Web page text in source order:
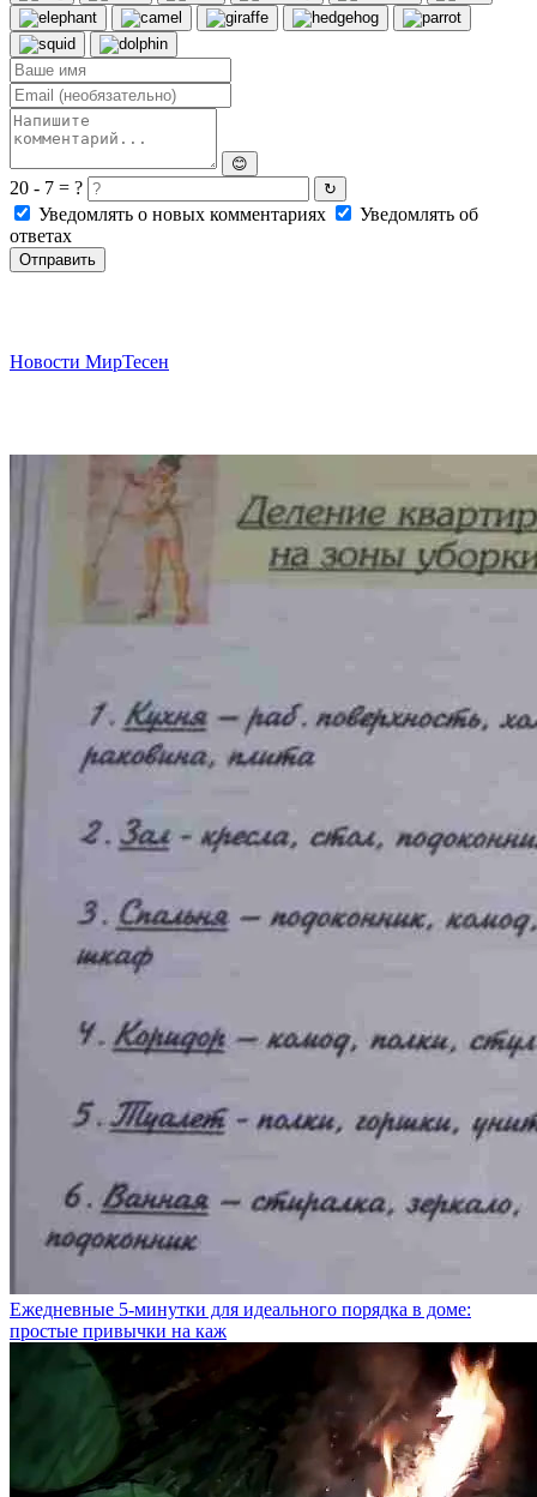
😊
20 - 7 = ? ↻
Уведомлять о новых комментариях
Уведомлять об
ответах
Отправить
Новости МирТесен
Ежедневные 5-минутки для идеального порядка в доме:
простые привычки на каж